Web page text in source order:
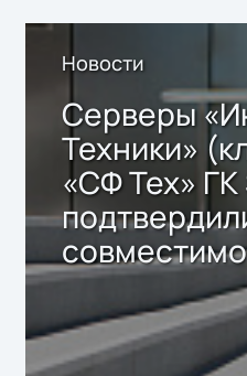
Новости
Серверы
Техники»
«СФ Тех»
решением
Storage 2.x
хранения